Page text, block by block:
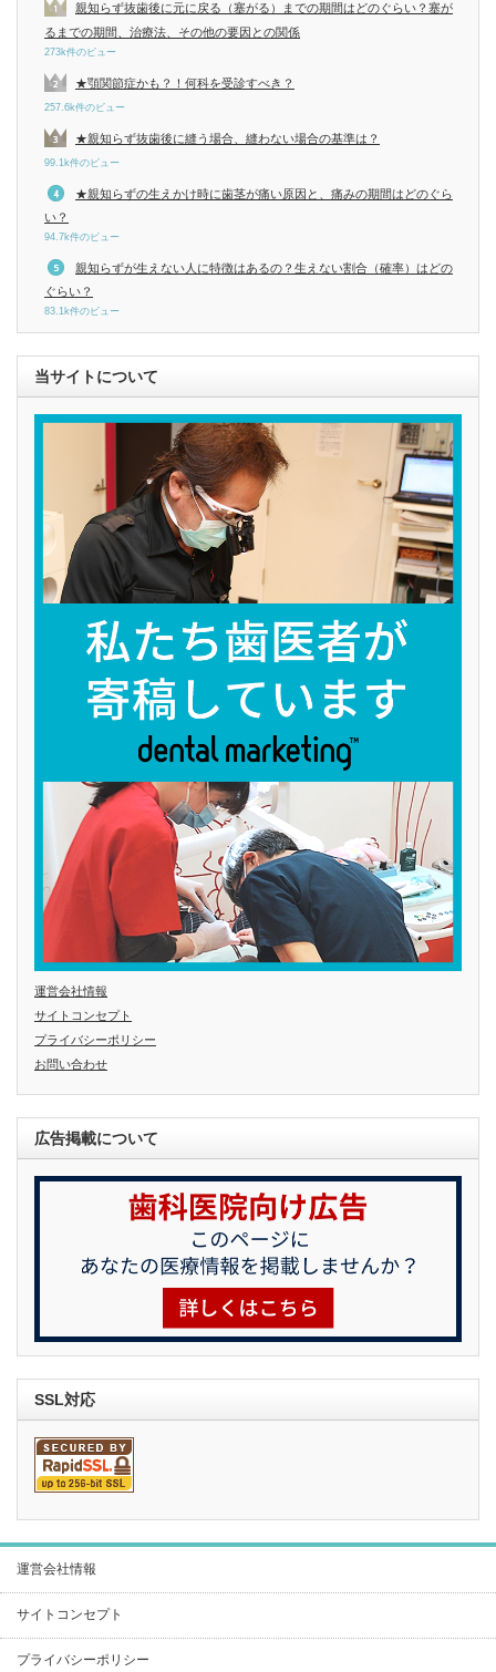
親知らず抜歯後に元に戻る（塞がる）までの期間はどのぐらい？塞が
るまでの期間、治療法、その他の要因との関係
273k件のビュー
★顎関節症かも？！何科を受診すべき？
257.6k件のビュー
★親知らず抜歯後に縫う場合、縫わない場合の基準は？
99.1k件のビュー
★親知らずの生えかけ時に歯茎が痛い原因と、痛みの期間はどのぐら
い？
94.7k件のビュー
親知らずが生えない人に特徴はあるの？生えない割合（確率）はどの
ぐらい？
83.1k件のビュー
当サイトについて
運営会社情報
サイトコンセプト
プライバシーポリシー
お問い合わせ
広告掲載について
SSL対応
運営会社情報
サイトコンセプト
プライバシーポリシー